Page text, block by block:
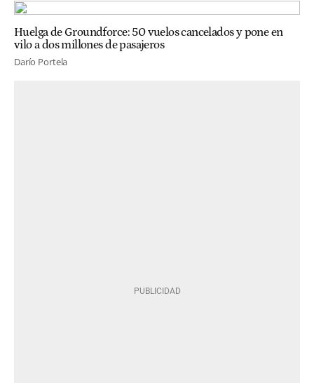
Huelga de Groundforce: 50 vuelos cancelados y pone en
vilo a dos millones de pasajeros
Darío Portela